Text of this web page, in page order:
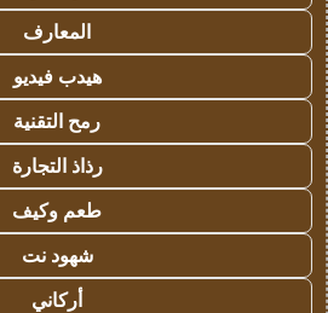
المعارف
هيدب فيديو
رمح التقنية
رذاذ التجارة
طعم وكيف
شهود نت
أركاني